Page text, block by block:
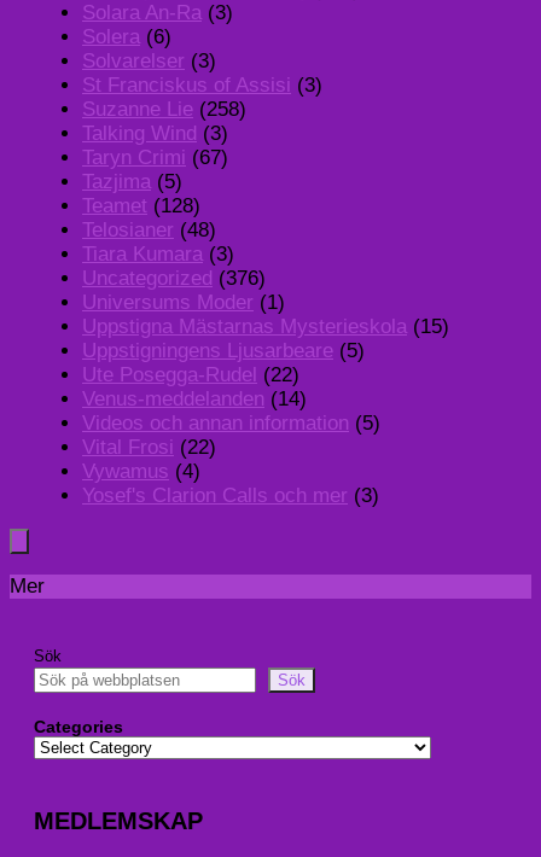
Solara An-Ra (3)
Solera (6)
Solvarelser (3)
St Franciskus of Assisi (3)
Suzanne Lie (258)
Talking Wind (3)
Taryn Crimi (67)
Tazjima (5)
Teamet (128)
Telosianer (48)
Tiara Kumara (3)
Uncategorized (376)
Universums Moder (1)
Uppstigna Mästarnas Mysterieskola (15)
Uppstigningens Ljusarbeare (5)
Ute Posegga-Rudel (22)
Venus-meddelanden (14)
Videos och annan information (5)
Vital Frosi (22)
Vywamus (4)
Yosef's Clarion Calls och mer (3)
Mer
Sök
Sök
Categories
MEDLEMSKAP